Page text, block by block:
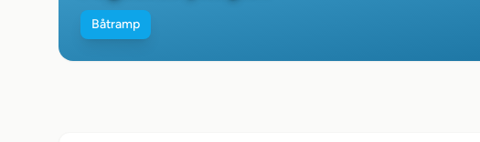
Båtramp